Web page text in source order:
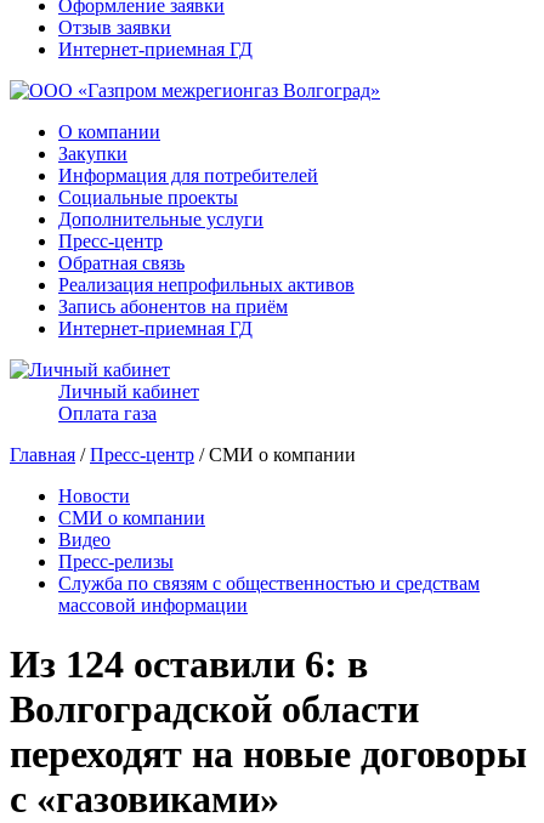
Оформление заявки
Отзыв заявки
Интернет-приемная ГД
О компании
Закупки
Информация для потребителей
Социальные проекты
Дополнительные услуги
Пресс-центр
Обратная связь
Реализация непрофильных активов
Запись абонентов на приём
Интернет-приемная ГД
Личный кабинет
Оплата газа
Главная /Пресс-центр / СМИ о компании
Новости
СМИ о компании
Видео
Пресс-релизы
Служба по связям с общественностью и средствам
массовой информации
Из 124 оставили 6: в
Волгоградской области
переходят на новые договоры
с «газовиками»